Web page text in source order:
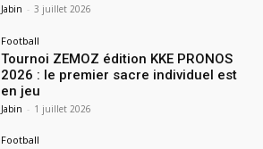
Jabin - 3 juillet 2026
Football
Tournoi ZEMOZ édition KKE PRONOS
2026 : le premier sacre individuel est
en jeu
Jabin - 1 juillet 2026
Football